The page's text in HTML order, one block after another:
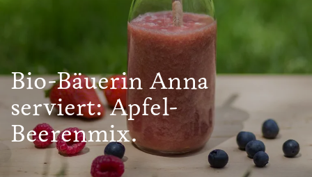
Bio-Bäuerin Anna
serviert: Apfel-
Beerenmix.